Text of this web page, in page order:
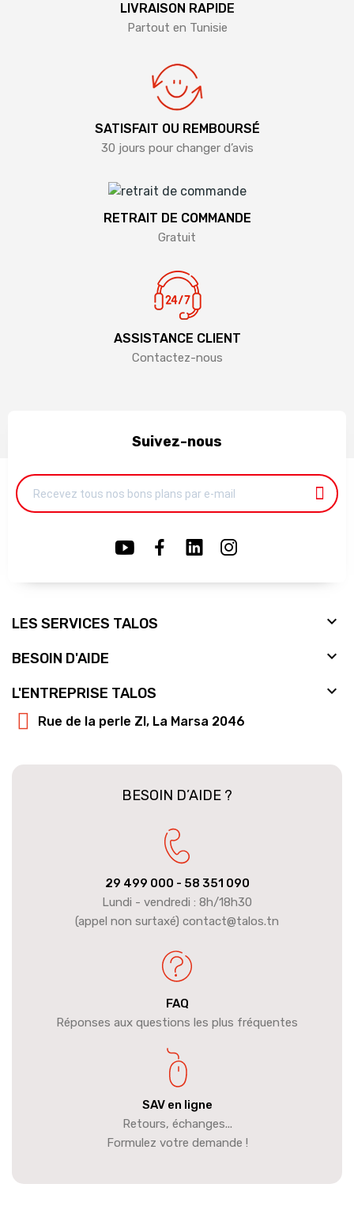
LIVRAISON RAPIDE
Partout en Tunisie
SATISFAIT OU REMBOURSÉ
30 jours pour changer d’avis
RETRAIT DE COMMANDE
Gratuit
ASSISTANCE CLIENT
Contactez-nous
Suivez-nous
LES SERVICES TALOS 
BESOIN D'AIDE 
L'ENTREPRISE TALOS 
Rue de la perle ZI, La Marsa 2046
BESOIN D’AIDE ?
29 499 000 - 58 351 090
Lundi - vendredi : 8h/18h30
(appel non surtaxé) contact@talos.tn
FAQ
Réponses aux questions les plus fréquentes
SAV en ligne
Retours, échanges...
Formulez votre demande !